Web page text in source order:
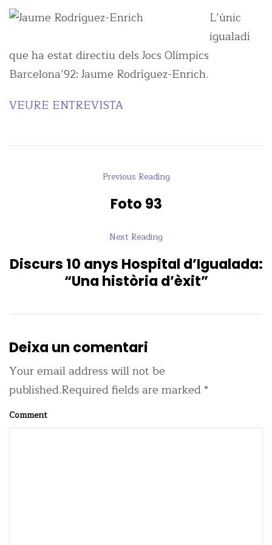
L’únic
igualadí
que ha estat directiu dels Jocs Olímpics
Barcelona’92: Jaume Rodríguez-Enrich.
VEURE ENTREVISTA
Previous Reading
Foto 93
Next Reading
Discurs 10 anys Hospital d’Igualada:
“Una història d’èxit”
Deixa un comentari
Your email address will not be
published.Required fields are marked *
Comment